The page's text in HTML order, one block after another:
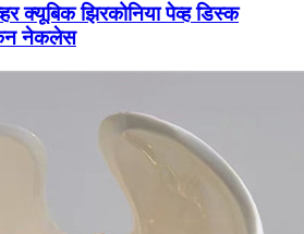
क्यूबिक झिरकोनिया पेव्ह डिस्क
नेकलेस